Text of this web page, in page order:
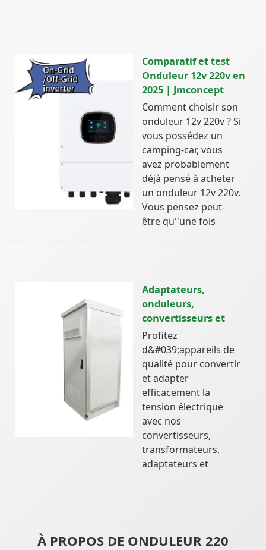
Comparatif et test
Onduleur 12v 220v en
2025 | Jmconcept
Comment choisir son
onduleur 12v 220v ? Si
vous possédez un
camping-car, vous
avez probablement
déjà pensé à acheter
un onduleur 12v 220v.
Vous pensez peut-
être qu''une fois
Adaptateurs,
onduleurs,
convertisseurs et
Profitez
d&#039;appareils de
qualité pour convertir
et adapter
efficacement la
tension électrique
avec nos
convertisseurs,
transformateurs,
adaptateurs et
À PROPOS DE ONDULEUR 220